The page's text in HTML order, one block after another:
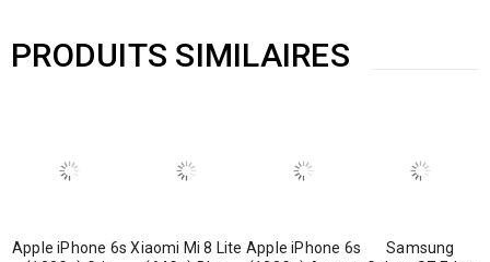
PRODUITS SIMILAIRES
Apple iPhone 6s Xiaomi Mi 8 Lite Apple iPhone 6s
Samsung